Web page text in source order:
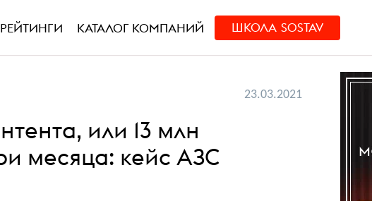
РЕЙТИНГИ КАТАЛОГ КОМПАНИЙ ШКОЛА SOSTAV
23.03.2021
или 13 млн
месяца: кейс АЗС